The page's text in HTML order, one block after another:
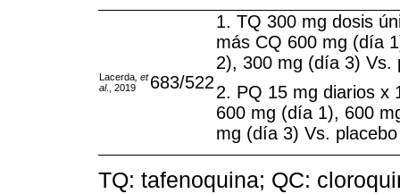
Lacerda , et
al., 2019 683/522
1. TQ 300 mg dosis
más CQ 600 mg (día
2), 300 mg (día 3) Vs.
2. PQ 15 mg diarios x
600 mg (día 1), 600
mg (día 3) Vs. placebo
TQ: tafenoquina; QC: